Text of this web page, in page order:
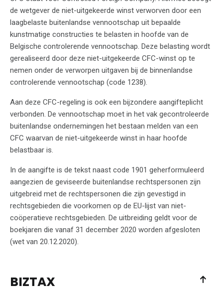
de wetgever de niet-uitgekeerde winst verworven door een
laagbelaste buitenlandse vennootschap uit bepaalde
kunstmatige constructies te belasten in hoofde van de
Belgische controlerende vennootschap. Deze belasting wordt
gerealiseerd door deze niet-uitgekeerde CFC-winst op te
nemen onder de verworpen uitgaven bij de binnenlandse
controlerende vennootschap (code 1238).
Aan deze CFC-regeling is ook een bijzondere aangifteplicht
verbonden. De vennootschap moet in het vak gecontroleerde
buitenlandse ondernemingen het bestaan melden van een
CFC waarvan de niet-uitgekeerde winst in haar hoofde
belastbaar is.
In de aangifte is de tekst naast code 1901 geherformuleerd
aangezien de geviseerde buitenlandse rechtspersonen zijn
uitgebreid met de rechtspersonen die zijn gevestigd in
rechtsgebieden die voorkomen op de EU-lijst van niet-
coöperatieve rechtsgebieden. De uitbreiding geldt voor de
boekjaren die vanaf 31 december 2020 worden afgesloten
(wet van 20.12.2020).
BIZTAX